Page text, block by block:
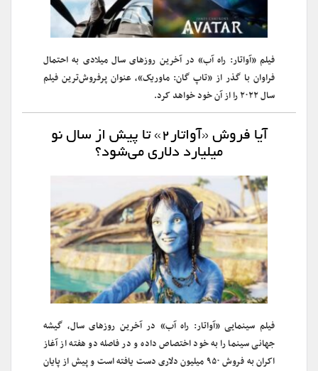
فیلم «آواتار: راه آب» در آخرین روزهای سال میلادی به احتمال
فراوان با گذر از «تاپ گان: ماوریک»، عنوان پرفروش‌ترین فیلم
سال ۲۰۲۲ را از آن خود خواهد کرد.
آیا فروش «آواتار۲» تا پیش از سال نو
میلیارد دلاری می‌شود؟
فیلم سینمایی «آواتار: راه آب» در آخرین روزهای سال، گیشه
جهانی سینما را به خود اختصاص داده و در فاصله دو هفته از آغاز
اکران به فروش ۹۵۰ میلیون دلاری دست یافته است و پیش از پایان